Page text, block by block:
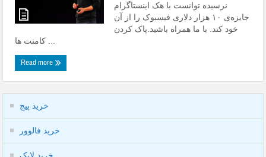
نرسیده توانست با هک اینستاگرام
جایزه‌ی ۱۰ هزار دلاری فیسبوک را از آن
خود کند. با ما همراه باشید.پاک کردن
Read more
خرید پیج
خرید فالوور